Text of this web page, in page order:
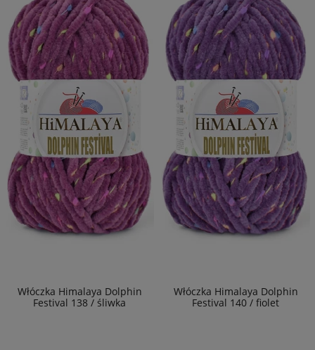
Włóczka Himalaya Dolphin
Festival 138 / śliwka
Włóczka Himalaya Dolphin
Festival 140 / fiolet